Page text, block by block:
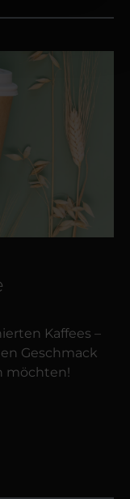
Kaffees –
Geschmack
möchten!